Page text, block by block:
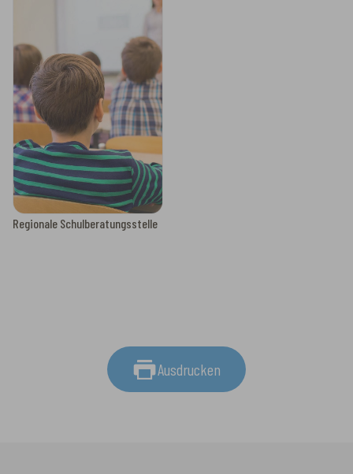
Regionale Schulberatungsstelle
Ausdrucken